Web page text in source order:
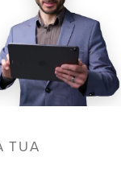
TUA